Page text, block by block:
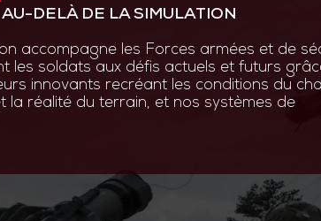
AU-DELÀ DE LA SIMULATION
accompagne les Forces armées et de
les soldats aux défis actuels et futurs
innovants recréant les conditions du
la réalité du terrain, et nos systèmes de
GDI Simulation place l’innovation au cœur de
système, optronique,
à des technologies de pointe comme
aux contraintes du terrain.